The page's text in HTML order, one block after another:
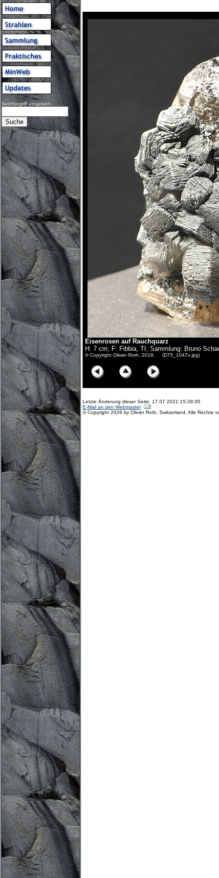
Suchbegriff eingeben:
Eisenrosen auf Rauchquarz
H: 7 cm; F: Fibbia, TI; Sammlung: Bruno
© Copyright Olivier Roth, 2018. (D75_1047x.jpg)
Letzte Änderung dieser Seite: 17.07.2021 15:28:05
E-Mail an den Webmaster
© Copyright 2026 by Olivier Roth, Switzerland. Alle Rechte